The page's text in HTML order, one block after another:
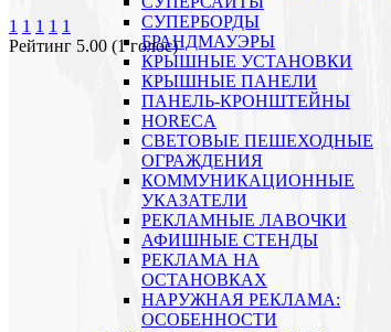
СУПЕРБОРДЫ
БРАНДМАУЭРЫ
КРЫШНЫЕ УСТАНОВКИ
КРЫШНЫЕ ПАНЕЛИ
ПАНЕЛЬ-КРОНШТЕЙНЫ
HORECA
СВЕТОВЫЕ ПЕШЕХОДНЫЕ
ОГРАЖДЕНИЯ
КОММУНИКАЦИОННЫЕ
УКАЗАТЕЛИ
РЕКЛАМНЫЕ ЛАВОЧКИ
АФИШНЫЕ СТЕНДЫ
РЕКЛАМА НА
ОСТАНОВКАХ
НАРУЖНАЯ РЕКЛАМА:
ОСОБЕННОСТИ
1 1 1 1 1
Рейтинг 5.00 (1 голос)